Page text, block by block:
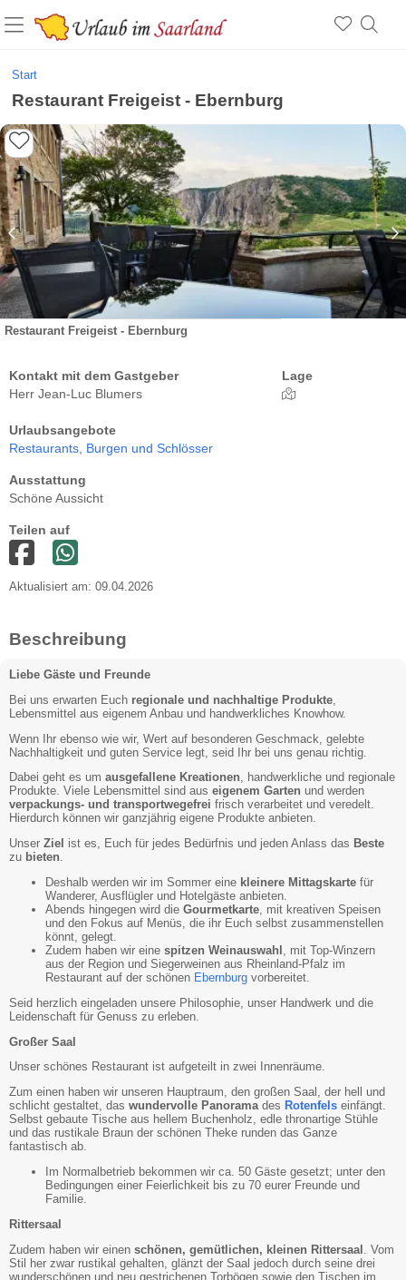
Start
Restaurant Freigeist - Ebernburg
Restaurant Freigeist - Ebernburg
Kontakt mit dem Gastgeber
Herr Jean-Luc Blumers
Lage
Urlaubsangebote
Restaurants, Burgen und Schlösser
Ausstattung
Schöne Aussicht
Teilen auf
Aktualisiert am: 09.04.2026
Beschreibung
Liebe Gäste und Freunde
Bei uns erwarten Euch regionale und nachhaltige Produkte
Lebensmittel aus eigenem Anbau und handwerkliches Knowhow.
Wenn Ihr ebenso wie wir, Wert auf besonderen Geschmack, gelebte
Nachhaltigkeit und guten Service legt, seid Ihr bei uns genau richtig.
Dabei geht es um ausgefallene Kreationen, handwerkliche und regionale
Produkte. Viele Lebensmittel sind aus eigenem Garten und werden
verpackungs- und transportwegefrei frisch verarbeitet und veredelt.
Hierdurch können wir ganzjährig eigene Produkte anbieten.
Unser Ziel ist es, Euch für jedes Bedürfnis und jeden Anlass das Beste
zu bieten.
Deshalb werden wir im Sommer eine kleinere Mittagskarte für
Wanderer, Ausflügler und Hotelgäste anbieten.
Abends hingegen wird die Gourmetkarte , mit kreativen Speisen
und den Fokus auf Menüs, die ihr Euch selbst zusammenstellen
könnt, gelegt.
Zudem haben wir eine spitzen Weinauswahl
, mit Top-Winzern
aus der Region und Siegerweinen aus Rheinland-Pfalz im
Restaurant auf der schönen Ebernburg vorbereitet.
Seid herzlich eingeladen unsere Philosophie, unser Handwerk und die
Leidenschaft für Genuss zu erleben.
Großer Saal
Unser schönes Restaurant ist aufgeteilt in zwei Innenräume.
Zum einen haben wir unseren Hauptraum, den großen Saal, der hell und
schlicht gestaltet, das wundervolle Panoramades Rotenfels einfängt.
Selbst gebaute Tische aus hellem Buchenholz, edle thronartige Stühle
und das rustikale Braun der schönen Theke runden das Ganze
fantastisch ab.
Im Normalbetrieb bekommen wir ca. 50 Gäste gesetzt; unter den
Bedingungen einer Feierlichkeit bis zu 70 eurer Freunde und
Familie.
Rittersaal
Zudem haben wir einen schönen, gemütlichen, kleinen Rittersaal . Vom
Stil her zwar rustikal gehalten, glänzt der Saal jedoch durch seine drei
wunderschönen und neu gestrichenen Torbögen sowie den Tischen im